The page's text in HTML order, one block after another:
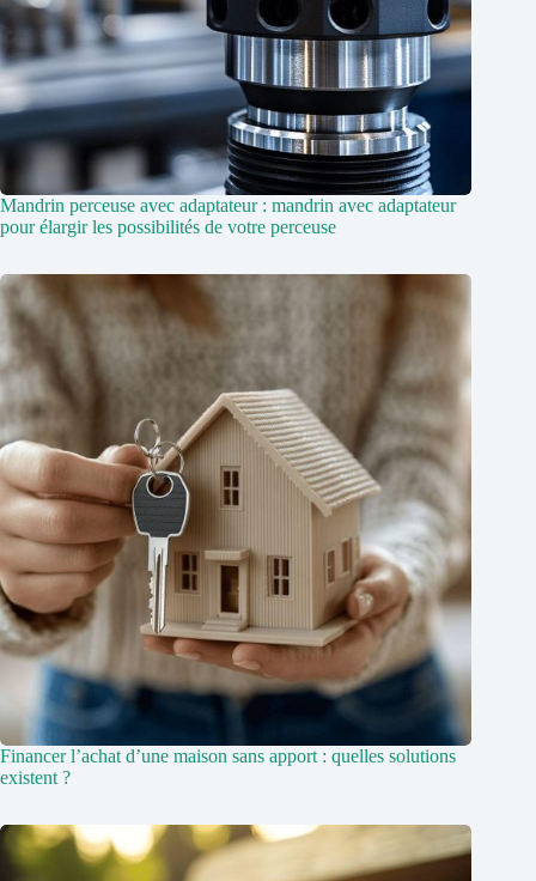
Mandrin perceuse avec adaptateur : mandrin avec adaptateur
pour élargir les possibilités de votre perceuse
Financer l’achat d’une maison sans apport : quelles solutions
existent ?